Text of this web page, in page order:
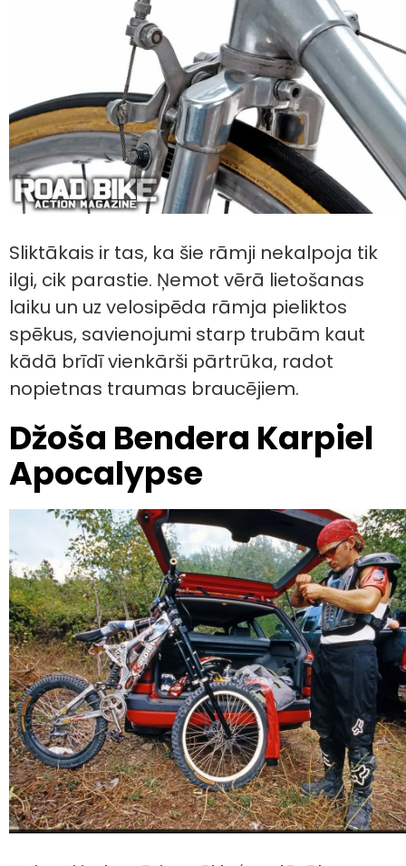
Sliktākais ir tas, ka šie rāmji nekalpoja tik
ilgi, cik parastie. Ņemot vērā lietošanas
laiku un uz velosipēda rāmja pieliktos
spēkus, savienojumi starp trubām kaut
kādā brīdī vienkārši pārtrūka, radot
nopietnas traumas braucējiem.
Džoša Bendera Karpiel
Apocalypse